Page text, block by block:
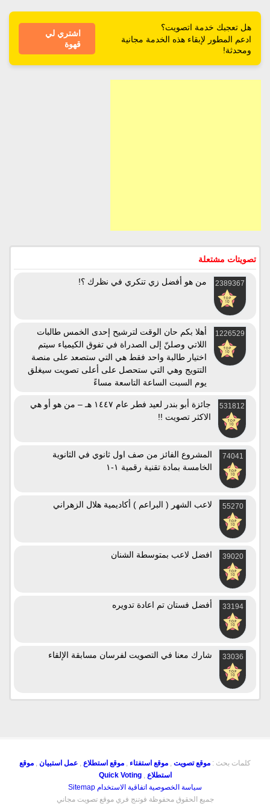
هل تعجبك خدمة اتصويت؟
ادعم المطور لإبقاء هذه الخدمة مجانية
ومحدثة!
اشتري لي
قهوة
تصويتات مشتعلة
2389367 من هو أفضل زي تنكري في نظرك ؟!
1226529
أهلا بكم حان الوقت لترشيح إحدى الخمس طالبات
اللاتي وصلنّ إلى الصدراة في تفوق الكيمياء سيتم
اختيار طالبة واحد فقط هي التي ستصعد على منصة
التتويج وهي التي ستحصل على أعلى تصويت سيغلق
يوم السبت الساعة التاسعة مساءً
531812
جائزة أبو بندر لعيد فطر عام ١٤٤٧ هـ – من هو أو هي
الاكثر تصويت !!
74041
المشروع الفائز من صف اول ثانوي في الثانوية
الخامسة بمادة تقنية رقمية ١-١
55270 لاعب الشهر ( البراعم ) أكاديمية هلال الزهراني
39020 افضل لاعب بمتوسطة الشنان
33194 أفضل فستان تم اعادة تدويره
33036 شارك معنا في التصويت لفرسان مسابقة الإلقاء
كلمات بحث : موقع تصويت , موقع استفتاء , موقع استطلاع , عمل استبيان , موقع
استطلاع ,
Quick Voting
سياسة الخصوصية اتفاقية الاستخدام Sitemap
جميع الحقوق محفوظة فوتنج فري موقع تصويت مجاني